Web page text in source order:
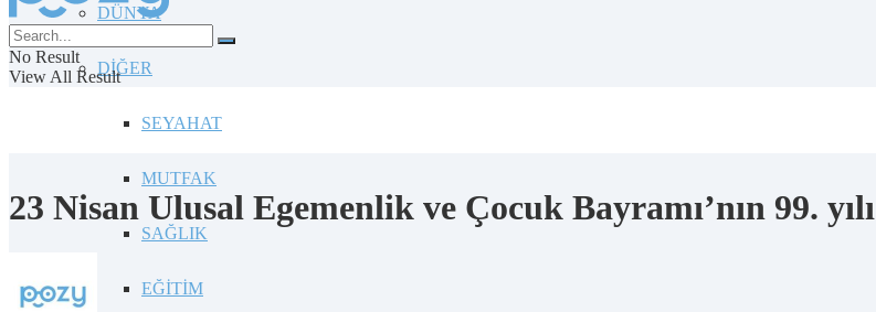
DÜNYA
DİĞER
SEYAHAT
MUTFAK
SAĞLIK
EĞİTİM
No Result
View All Result
23 Nisan Ulusal Egemenlik ve Çocuk Bayramı’nın 99. yılı